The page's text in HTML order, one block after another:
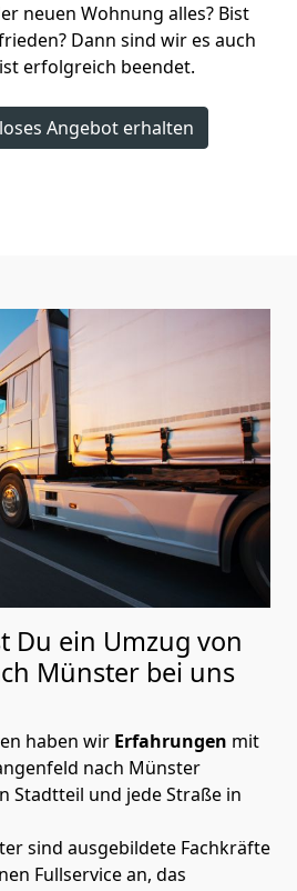
neuen Wohnung alles? Bist
Dann sind wir es auch
erfolgreich beendet.
Angebot erhalten
Du ein Umzug von
Münster bei uns
haben wir Erfahrungen mit
nach Münster
Stadtteil und jede Straße in
sind ausgebildete Fachkräfte
Fullservice an, das